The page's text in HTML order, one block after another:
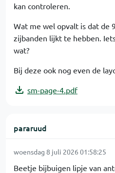
kan controleren.
Wat me wel opvalt is dat de
zijbanden lijkt te hebben.
wat?
Bij deze ook nog even de
sm-page-4.pdf
pararuud
woensdag 8 juli 2026 01:58:25
Beetje bijbuigen lipje van